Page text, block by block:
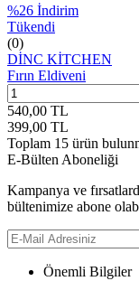
%26 İndirim
Tükendi
(0)
DİNC KİTCHEN
Fırın Eldiveni
540,00 TL
399,00 TL
Toplam 15 ürün
E-Bülten Aboneliği
Kampanya ve
bültenimize abone
Önemli Bilgiler